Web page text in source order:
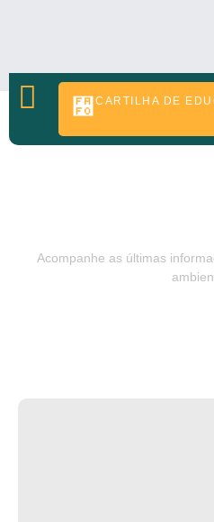
CONTATO
CARTILHA DE
Acompanhe as últimas